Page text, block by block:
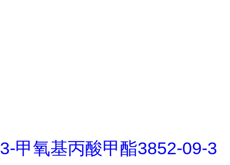
3-甲氧基丙酸甲酯3852-09-3